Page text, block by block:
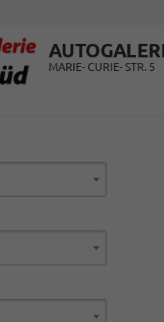
MARIE- CURIE- STR. 5